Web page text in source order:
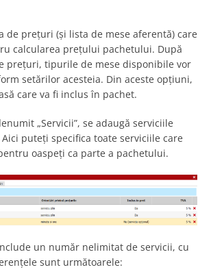
de prețuri (și lista de mese aferentă) care
calcularea prețului pachetului. După
prețuri, tipurile de mese disponibile vor
setărilor acesteia. Din aceste opțiuni,
care va fi inclus în pachet.
„Servicii”, se adaugă serviciile
puteți specifica toate serviciile care
oaspeți ca parte a pachetului.
un număr nelimitat de servicii, cu
sunt următoarele: